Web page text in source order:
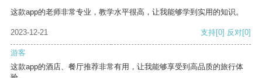
这款app的老师非常专业，教学水平很高，让我能够学到实用的知识。
2023-12-21 支持[0] 反对[0]
游客
这款app的酒店、餐厅推荐非常有用，让我能够享受到高品质的旅行体